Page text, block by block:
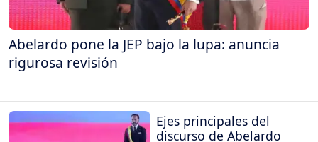
Abelardo pone la JEP bajo la lupa: anuncia
rigurosa revisión
Ejes principales del
discurso de Abelardo